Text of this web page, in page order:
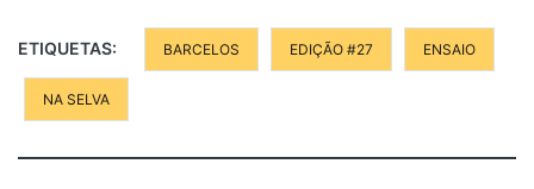
ETIQUETAS: BARCELOS EDIÇÃO #27 ENSAIO
NA SELVA